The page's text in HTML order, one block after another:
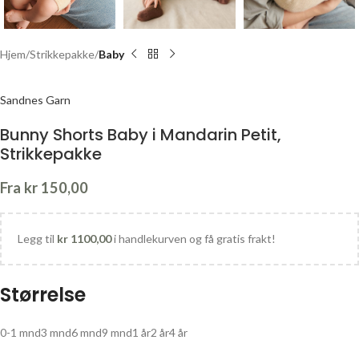
Hjem Strikkepakke Baby
Sandnes Garn
Bunny Shorts Baby i Mandarin Petit,
Strikkepakke
Fra kr 150,00
Legg til kr 1100,00i handlekurven og få gratis frakt!
Størrelse
0-1 mnd3 mnd6 mnd9 mnd1 år2 år4 år